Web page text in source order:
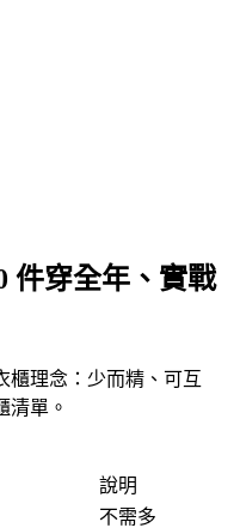
件穿全年、實戰
理念：少而精、可互
清單。
說明
不需多